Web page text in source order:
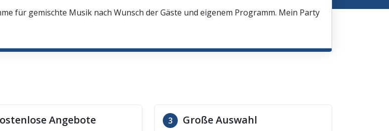
für gemischte Musik nach Wunsch der Gäste und eigenem Programm. Mein Party
Angebote 3 Große Auswahl